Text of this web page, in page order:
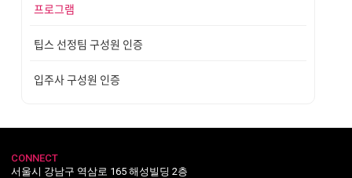
프로그램
팁스 선정팀 구성원 인증
입주사 구성원 인증
CONNECT
서울시 강남구 역삼로 165 해성빌딩 2층